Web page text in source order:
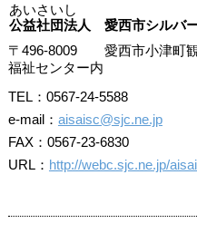
あいさいし
公益社団法人 愛西市シルバ
〒496-8009 愛西市小津町
福祉センター内
TEL：0567-24-5588
e-mail： aisaisc@sjc.ne.jp
FAX：0567-23-6830
URL： http://webc.sjc.ne.jp/